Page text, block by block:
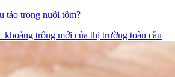
tảo trong nuôi tôm?
trống mới của thị trường toàn cầu